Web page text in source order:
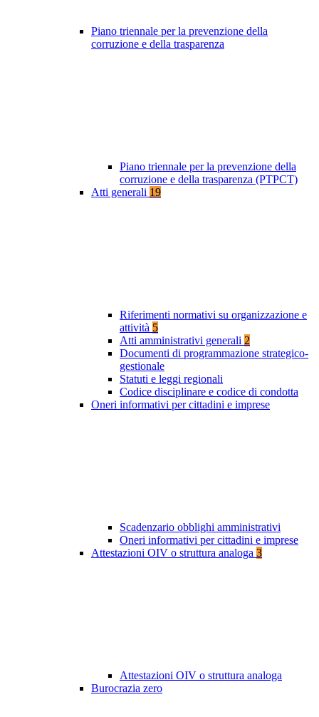
Piano triennale per la prevenzione della
corruzione e della trasparenza
Piano triennale per la prevenzione della
corruzione e della trasparenza (PTPCT)
Atti generali 19
Riferimenti normativi su organizzazione e
attività 5
Atti amministrativi generali 2
Documenti di programmazione strategico-
gestionale
Statuti e leggi regionali
Codice disciplinare e codice di condotta
Oneri informativi per cittadini e imprese
Scadenzario obblighi amministrativi
Oneri informativi per cittadini e imprese
Attestazioni OIV o struttura analoga 3
Attestazioni OIV o struttura analoga
Burocrazia zero